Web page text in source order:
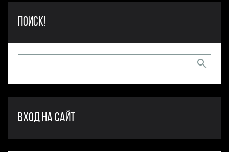
ПОИСК!
ВХОД НА САЙТ